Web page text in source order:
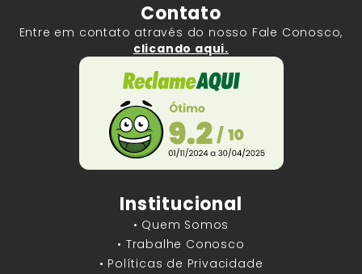
Contato
Entre em contato através do nosso Fale Conosco,
clicando aqui.
Institucional
• Quem Somos
• Trabalhe Conosco
• Políticas de Privacidade